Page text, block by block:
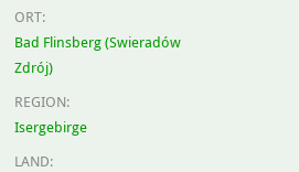
ORT:
Bad Flinsberg (Swieradów
Zdrój)
REGION:
Isergebirge
LAND: